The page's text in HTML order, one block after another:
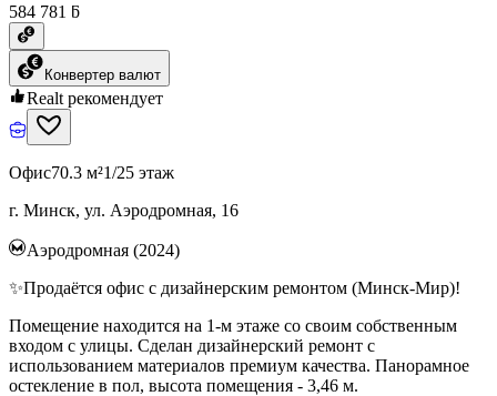
584 781 ƃ
Конвертер валют
Realt рекомендует
Офис70.3 м²1/25 этаж
г. Минск, ул. Аэродромная, 16
Аэродромная (2024)
✨Продаётся офис с дизайнерским ремонтом (Минск-Мир)!
Помещение находится на 1-м этаже со своим собственным
входом с улицы. Сделан дизайнерский ремонт с
использованием материалов премиум качества. Панорамное
остекление в пол, высота помещения - 3,46 м.